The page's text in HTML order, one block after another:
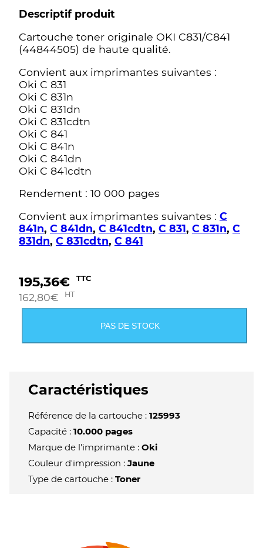
Descriptif produit
Cartouche toner originale OKI C831/C841
(44844505) de haute qualité.
Convient aux imprimantes suivantes :
Oki C 831
Oki C 831n
Oki C 831dn
Oki C 831cdtn
Oki C 841
Oki C 841n
Oki C 841dn
Oki C 841cdtn
Rendement : 10 000 pages
Convient aux imprimantes suivantes : C
841n, C 841dn, C 841cdtn, C 831, C 831n, C
831dn, C 831cdtn, C 841
195,36€ TTC
162,80€ HT
PAS DE STOCK
Caractéristiques
Référence de la cartouche : 125993
Capacité : 10.000 pages
Marque de l'imprimante : Oki
Couleur d'impression : Jaune
Type de cartouche : Toner